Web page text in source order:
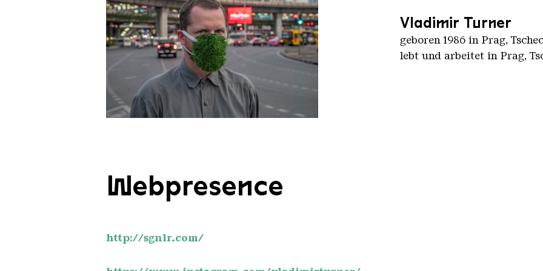
Turner 2026
Vladimir Turner
geboren 1986 in Prag,
lebt und arbeitet in Prag,
Webpresence
http://sgnlr.com/